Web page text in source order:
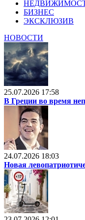
БИЗНЕС
ЭКСКЛЮЗИВ
НОВОСТИ
25.07.2026 17:58
В Греции во время
24.07.2026 18:03
Новая